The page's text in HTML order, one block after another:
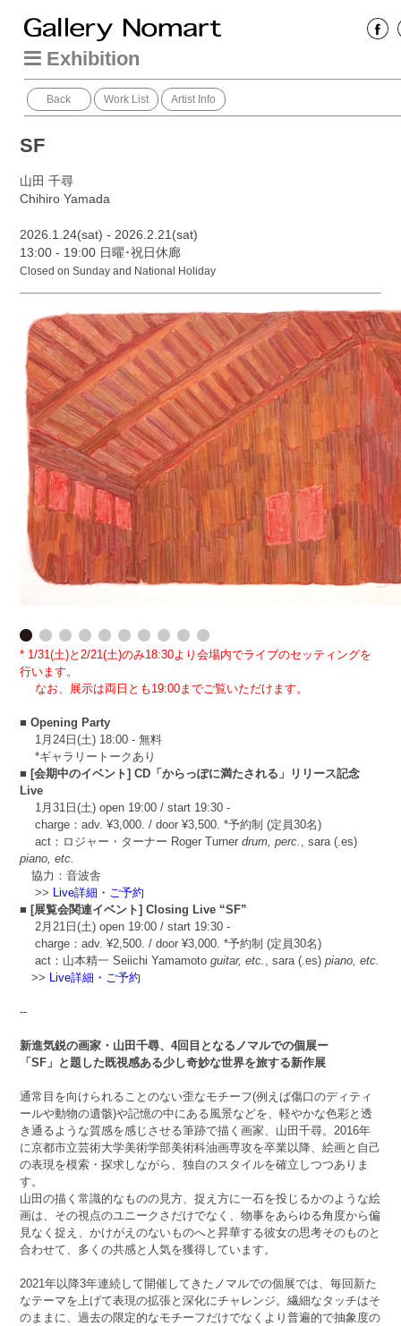
Exhibition
Back Work List Artist Info
SF
山田 千尋
Chihiro Yamada
2026.1.24(sat) - 2026.2.21(sat)
13:00 - 19:00 日曜･祝日休廊
Closed on Sunday and National Holiday
* 1/31(土)と2/21(土)のみ18:30より会場内でライブのセッティングを
行います。
なお、展示は両日とも19:00までご覧いただけます。
■ Opening Party
1月24日(土) 18:00 - 無料
*ギャラリートークあり
■ [会期中のイベント] CD「からっぽに満たされる」リリース記念
Live
1月31日(土) open 19:00 / start 19:30 -
charge：adv. ¥3,000. / door ¥3,500. *予約制 (定員30名)
act：ロジャー・ターナー Roger Turnerdrum, perc.
, sara (.es)
piano, etc.
協力：音波舎
>> Live詳細・ご予約
■ [展覧会関連イベント] Closing Live “SF”
2月21日(土) open 19:00 / start 19:30 -
charge：adv. ¥2,500. / door ¥3,000. *予約制 (定員30名)
act：山本精一 Seiichi Yamamotoguitar, etc. , sara (.es)piano, etc.
>> Live詳細・ご予約
--
新進気鋭の画家・山田千尋、4回目となるノマルでの個展ー
「SF」と題した既視感ある少し奇妙な世界を旅する新作展
通常目を向けられることのない歪なモチーフ(例えば傷口のディティ
ールや動物の遺骸)や記憶の中にある風景などを、軽やかな色彩と透
き通るような質感を感じさせる筆跡で描く画家、山田千尋。2016年
に京都市立芸術大学美術学部美術科油画専攻を卒業以降、絵画と自己
の表現を模索・探求しながら、独自のスタイルを確立しつつありま
す。
山田の描く常識的なものの見方、捉え方に一石を投じるかのような絵
画は、その視点のユニークさだけでなく、物事をあらゆる角度から偏
見なく捉え、かけがえのないものへと昇華する彼女の思考そのものと
合わせて、多くの共感と人気を獲得しています。
2021年以降3年連続して開催してきたノマルでの個展では、毎回新た
なテーマを上げて表現の拡張と深化にチャレンジ。繊細なタッチはそ
のままに、過去の限定的なモチーフだけでなくより普遍的で抽象度の